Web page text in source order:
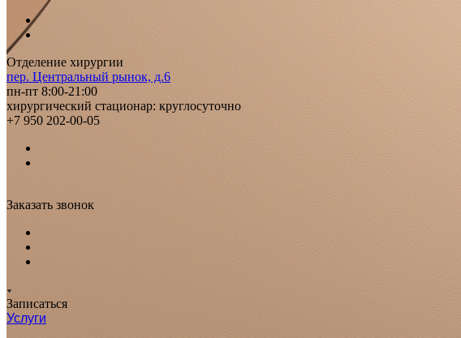
Отделение хирургии
пер. Центральный рынок, д.6
пн-пт 8:00-21:00
хирургический стационар: круглосуточно
+7 950 202-00-05
Заказать звонок
Записаться
Услуги